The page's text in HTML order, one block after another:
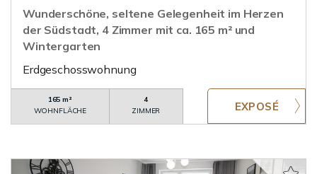
Wunderschöne, seltene Gelegenheit im Herzen
der Südstadt, 4 Zimmer mit ca. 165 m² und
Wintergarten
Erdgeschosswohnung
165 m²
WOHNFLÄCHE
4
ZIMMER